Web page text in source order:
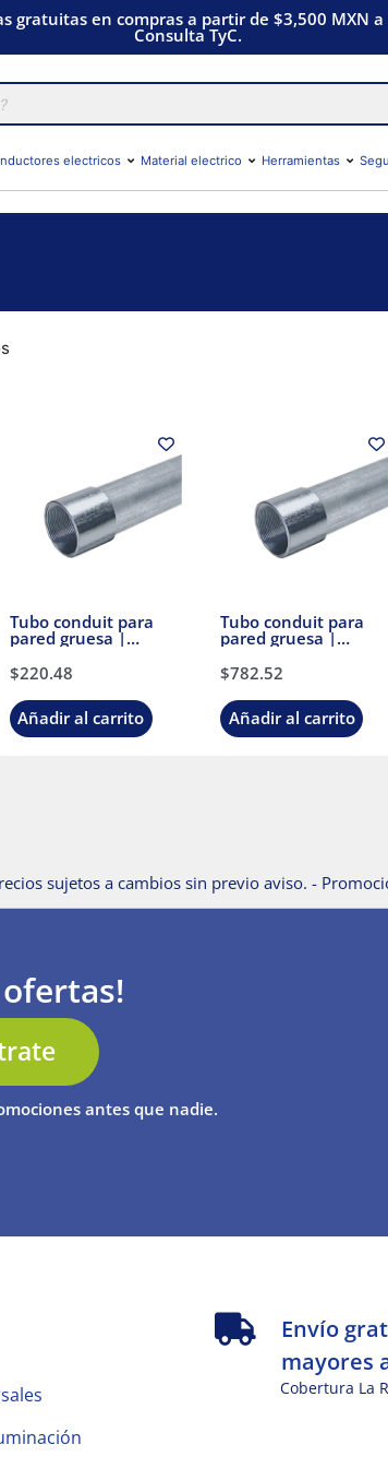
gratuitas en compras a partir de $3,500 MXN
Consulta TyC.
electricos Material electrico Herramientas
Tubo conduit para
pared gruesa |
| Con cople | Júpiter
$220.48
Añadir al carrito
Tubo conduit para
pared gruesa |
Con cople | Júpiter
$782.52
Añadir al carrito
sujetos a cambios sin previo aviso. -
ofertas!
antes que nadie.
Envío
mayores
Cobertura La